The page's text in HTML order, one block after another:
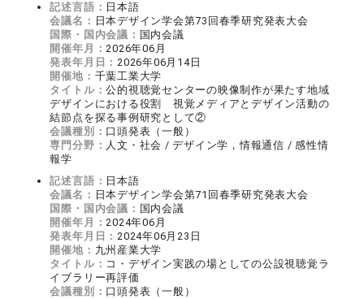
記述言語： 日本語
会議名： 日本デザイン学会第73回春季研究発表大会
国際・国内会議： 国内会議
開催年月：2026年06月
発表年月日：2026年06月14日
開催地： 千葉工業大学
タイトル：公的視聴覚センターの映像制作が果たす地域
デザインにおける役割 視覚メディアとデザイン活動の
結節点を探る事例研究として②
会議種別： 口頭発表（一般）
専門分野： 人文・社会 / デザイン学，情報通信 / 感性情
報学
記述言語： 日本語
会議名： 日本デザイン学会第71回春季研究発表大会
国際・国内会議： 国内会議
開催年月：2024年06月
発表年月日：2024年06月23日
開催地： 九州産業大学
タイトル： コ・デザイン実践の場としての公設視聴覚ラ
イブラリー再評価
会議種別： 口頭発表（一般）